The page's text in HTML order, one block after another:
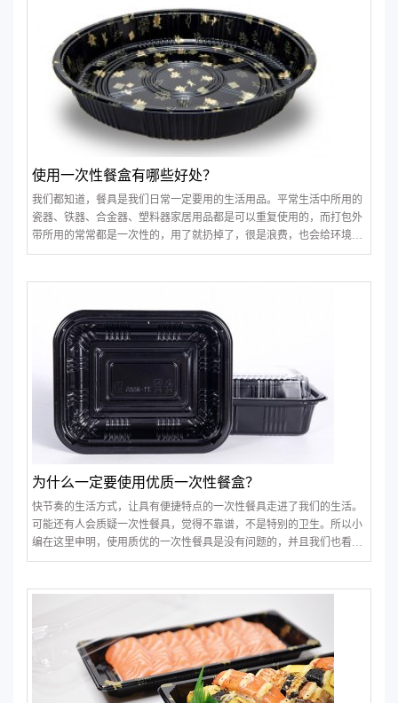
使用一次性餐盒有哪些好处？
我们都知道，餐具是我们日常一定要用的生活用品。平常生活中所用的
瓷器、铁器、合金器、塑料器家居用品都是可以重复使用的，而打包外
带所用的常常都是一次性的，用了就扔掉了，很是浪费，也会给环境带
来很大的危害。而为了减轻环境的负担，同时也是从健康安全的角度出
为什么一定要使用优质一次性餐盒？
快节奏的生活方式，让具有便捷特点的一次性餐具走进了我们的生活。
可能还有人会质疑一次性餐具，觉得不靠谱，不是特别的卫生。所以小
编在这里申明，使用质优的一次性餐具是没有问题的，并且我们也看到
了它给我们带来的方便之处。那么，为什么一定要使用质优的一次性餐
我们这个社会里，我们不得不